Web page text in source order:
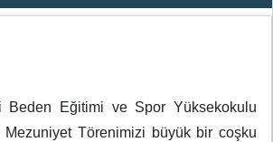
Beden Eğitimi ve Spor Yüksekokulu
Mezuniyet Törenimizi büyük bir coşku